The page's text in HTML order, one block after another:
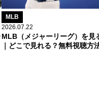
MLB
2026.07.22
MLB（メジャーリーグ）を見
｜どこで見れる？無料視聴方